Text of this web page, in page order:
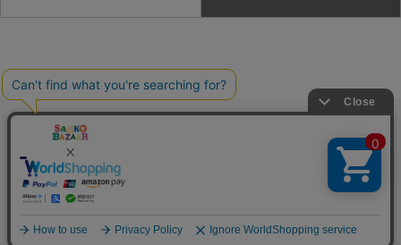
ご利用ガイド
利用規約
Copyright(C) SANKO Co.,Ltd.